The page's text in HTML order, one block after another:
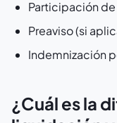
Participación
Preaviso (si
Indemnización
¿Cuál es la